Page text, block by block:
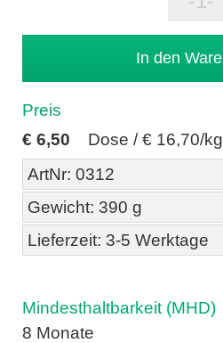
Preis
€ 6,50 Dose /€ 16,70/kg
ArtNr: 0312
Gewicht: 390 g
Lieferzeit: 3-5 Werktage
Mindesthaltbarkeit (MHD)
8 Monate